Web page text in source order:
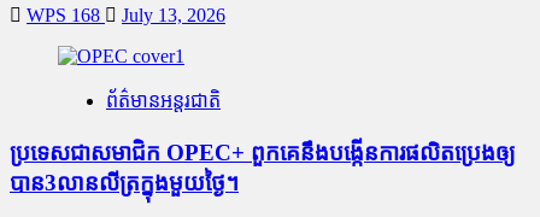
WPS 168 July 13, 2026
ព័ត៌មានអន្តរជាតិ
ប្រទេសជាសមាជិក OPEC+​ ពួកគេនឹងបង្កើនការផលិតប្រេងឲ្យ
បាន3លានលីត្រក្នុងមួយថ្ងៃ។